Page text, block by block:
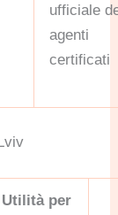
ufficiale
agenti
certificati
Utilità per